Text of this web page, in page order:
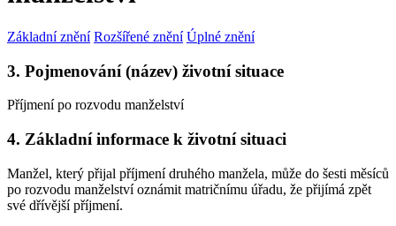
Základní znění Rozšířené znění Úplné znění
3. Pojmenování (název) životní situace
Příjmení po rozvodu manželství
4. Základní informace k životní situaci
Manžel, který přijal příjmení druhého manžela, může do šesti měsíců
po rozvodu manželství oznámit matričnímu úřadu, že přijímá zpět
své dřívější příjmení.